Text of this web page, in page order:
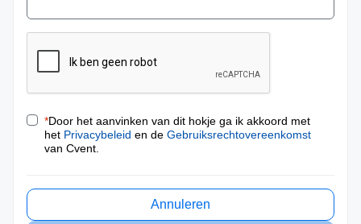
*Door het aanvinken van dit hokje ga ik akkoord met
het Privacybeleid en de Gebruiksrechtovereenkomst
van Cvent.
Annuleren